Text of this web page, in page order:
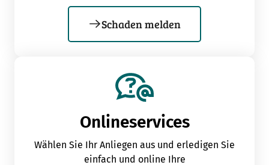
Schaden melden
Onlineservices
Wählen Sie Ihr Anliegen aus und erledigen Sie
einfach und online Ihre